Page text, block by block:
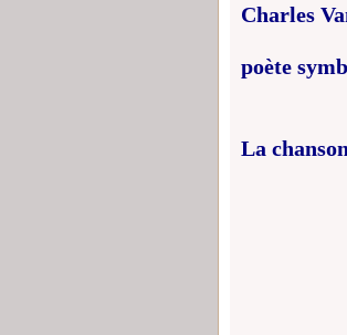
Charles
poète
La